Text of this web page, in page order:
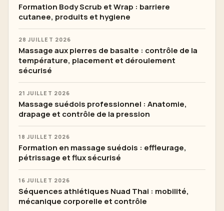
Formation Body Scrub et Wrap : barriere
cutanee, produits et hygiene
28 JUILLET 2026
Massage aux pierres de basalte : contrôle de la
température, placement et déroulement
sécurisé
21 JUILLET 2026
Massage suédois professionnel : Anatomie,
drapage et contrôle de la pression
18 JUILLET 2026
Formation en massage suédois : effleurage,
pétrissage et flux sécurisé
16 JUILLET 2026
Séquences athlétiques Nuad Thai : mobilité,
mécanique corporelle et contrôle